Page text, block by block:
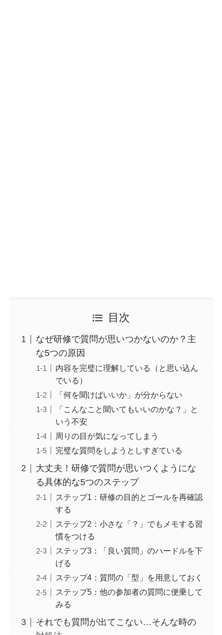
目次
なぜ研修で質問が思いつかないのか？主
な5つの原因
内容を完璧に理解している（と思い込ん
でいる）
「何を聞けばいいか」が分からない
「こんなこと聞いてもいいのかな？」と
いう不安
周りの目が気になってしまう
完璧な質問をしようとしすぎている
大丈夫！研修で質問が思いつくようにな
る具体的な5つのステップ
ステップ1：研修の目的とゴールを再確認
する
ステップ2：小さな「？」でもメモする習
慣をつける
ステップ3：「良い質問」のハードルを下
げる
ステップ4：質問の「型」を用意しておく
ステップ5：他の参加者の質問に便乗して
みる
それでも質問が出てこない…そんな時の